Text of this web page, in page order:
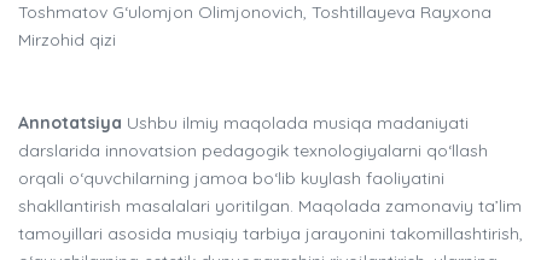
Toshmatov G‘ulomjon Olimjonovich, Toshtillayeva Rayxona
Mirzohid qizi
Annotatsiya Ushbu ilmiy maqolada musiqa madaniyati
darslarida innovatsion pedagogik texnologiyalarni qo‘llash
orqali o‘quvchilarning jamoa bo‘lib kuylash faoliyatini
shakllantirish masalalari yoritilgan. Maqolada zamonaviy ta’lim
tamoyillari asosida musiqiy tarbiya jarayonini takomillashtirish,